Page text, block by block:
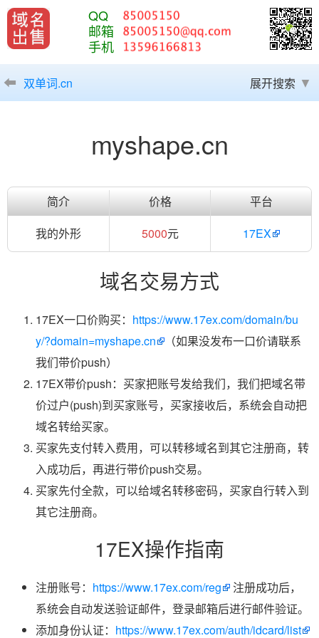
QQ
邮箱
手机
双单词.cn 展开搜索
myshape.cn
简介 价格
平台
我的外形
5000元 17EX
域名交易方式
17EX一口价购买： https://www.17ex.com/domain/bu
y/?domain=myshape.cn
（如果没发布一口价请联系
我们带价push）
17EX带价push：买家把账号发给我们，我们把域名带
价过户(push)到买家账号，买家接收后，系统会自动把
域名转给买家。
买家先支付转入费用，可以转移域名到其它注册商，转
入成功后，再进行带价push交易。
买家先付全款，可以给域名转移密码，买家自行转入到
其它注册商。
17EX操作指南
注册账号： https://www.17ex.com/reg
注册成功后，
系统会自动发送验证邮件，登录邮箱后进行邮件验证。
添加身份认证： https://www.17ex.com/auth/idcard/list